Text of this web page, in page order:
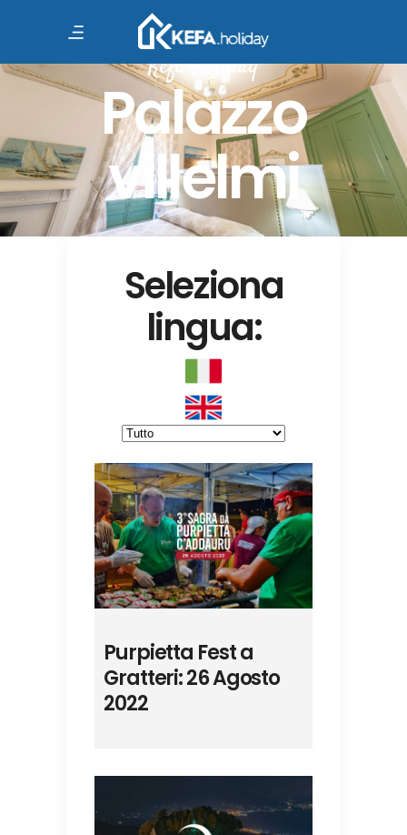
Kefa Holiday
Palazzo
villelmi
Seleziona
lingua:
Purpietta Fest a
Gratteri: 26 Agosto
2022